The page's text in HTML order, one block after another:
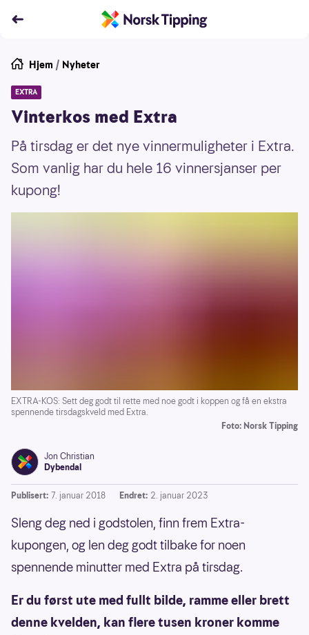
Hjem / Nyheter
EXTRA
Vinterkos med Extra
På tirsdag er det nye vinnermuligheter i Extra.
Som vanlig har du hele 16 vinnersjanser per
kupong!
EXTRA-KOS: Sett deg godt til rette med noe godt i koppen og få en ekstra
spennende tirsdagskveld med Extra.
Foto: Norsk Tipping
Jon Christian
Dybendal
Publisert: 7. januar 2018 Endret: 2. januar 2023
Sleng deg ned i godstolen, finn frem Extra-
kupongen, og len deg godt tilbake for noen
spennende minutter med Extra på tirsdag.
Er du først ute med fullt bilde, ramme eller brett
denne kvelden, kan flere tusen kroner komme